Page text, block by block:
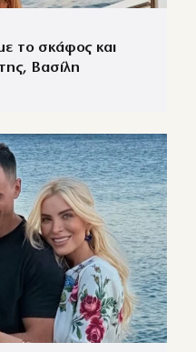
το σκάφος και
Βασίλη